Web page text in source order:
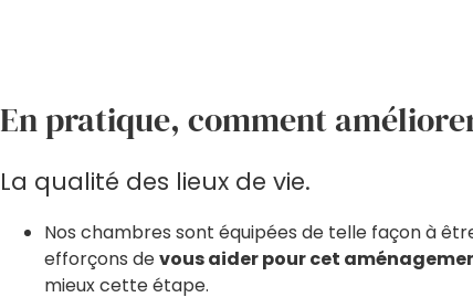
En pratique, comment
La qualité des lieux de vie.
Nos chambres sont équipées de telle façon à
efforçons devous aider pour cet
mieux cette étape.